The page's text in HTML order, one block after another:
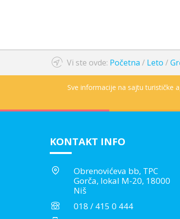
Vi ste ovde: Početna / Leto /
Sve informacije na sajtu turističke
KONTAKT INFO
Obrenovićeva bb, TPC
Gorča, lokal M-20, 18000
Niš
018 / 415 0 444